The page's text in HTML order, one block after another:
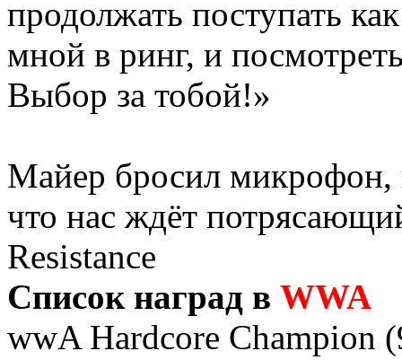
продолжать поступать
мной в ринг, и
Выбор за тобой!»
Майер бросил микрофон,
что нас ждёт
Resistance
Список наград в WWA
wwA Hardcore Champion